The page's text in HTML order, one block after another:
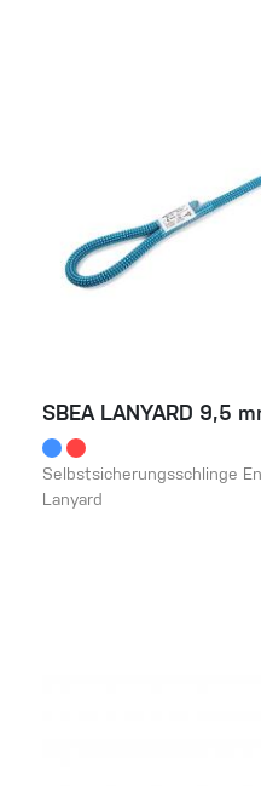
SBEA LANYARD 9,5
Selbstsicherungsschlinge
Lanyard